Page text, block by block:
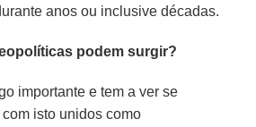
anos ou inclusive décadas.
podem surgir?
importante e tem a ver se
isto unidos como